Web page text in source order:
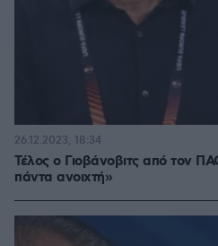
Τέλος ο Γιοβάνοβιτς από τον
πάντα ανοιχτή»
26.12.2023, 18:34